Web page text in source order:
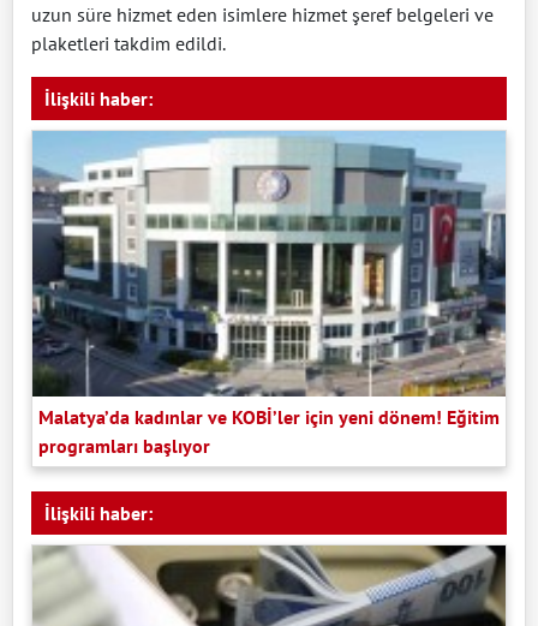
uzun süre hizmet eden isimlere hizmet şeref belgeleri ve
plaketleri takdim edildi.
İlişkili haber:
Malatya’da kadınlar ve KOBİ’ler için yeni dönem! Eğitim
programları başlıyor
İlişkili haber: